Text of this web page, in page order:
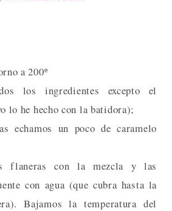
a 200º
los ingredientes excepto el
lo he hecho con la batidora);
echamos un poco de caramelo
flaneras con la mezcla y las
con agua (que cubra hasta la
Bajamos la temperatura del